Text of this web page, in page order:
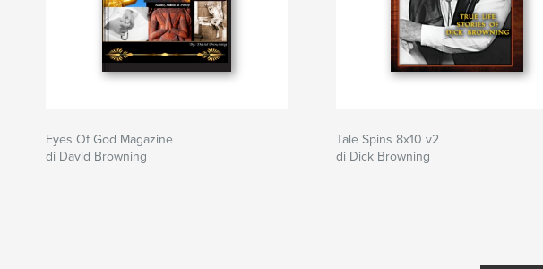
Eyes Of God Magazine
di David Browning
Tale Spins 8x10 v2
di Dick Browning